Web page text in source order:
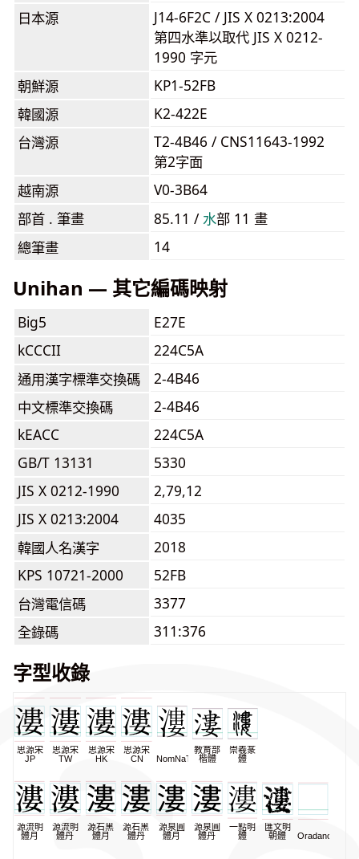
日本源
J14-6F2C / JIS X 0213:2004
第四水準以取代 JIS X 0212-
1990 字元
朝鮮源
KP1-52FB
韓國源
K2-422E
台灣源
T2-4B46 / CNS11643-1992
第2字面
越南源
V0-3B64
部首 . 筆畫
85.11 /⽔部 11 畫
總筆畫
14
Unihan — 其它編碼映射
Big5
E27E
kCCCII
224C5A
通用漢字標準交換碼
2-4B46
中文標準交換碼
2-4B46
kEACC
224C5A
GB/T 13131
5330
JIS X 0212-1990
2,79,12
JIS X 0213:2004
4035
韓國人名漢字
2018
KPS 10721-2000
52FB
台灣電信碼
3377
全錄碼
311:376
字型收錄
思源宋
JP
思源宋
TW
思源宋
HK
思源宋
CN
NomNaTong
教育部
楷體
崇羲篆
體
源流明
體月
源流明
體丹
源石黑
體月
源石黑
體丹
源泉圓
體月
源泉圓
體丹
一點明
體
匯文明
朝體
Oradano